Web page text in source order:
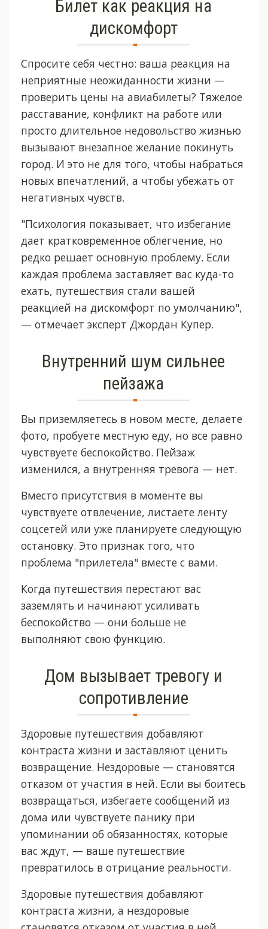
Билет как реакция на
дискомфорт
Спросите себя честно: ваша реакция на
неприятные неожиданности жизни —
проверить цены на авиабилеты? Тяжелое
расставание, конфликт на работе или
просто длительное недовольство жизнью
вызывают внезапное желание покинуть
город. И это не для того, чтобы набраться
новых впечатлений, а чтобы убежать от
негативных чувств.
"Психология показывает, что избегание
дает кратковременное облегчение, но
редко решает основную проблему. Если
каждая проблема заставляет вас куда-то
ехать, путешествия стали вашей
реакцией на дискомфорт по умолчанию",
— отмечает эксперт Джордан Купер.
Внутренний шум сильнее
пейзажа
Вы приземляетесь в новом месте, делаете
фото, пробуете местную еду, но все равно
чувствуете беспокойство. Пейзаж
изменился, а внутренняя тревога — нет.
Вместо присутствия в моменте вы
чувствуете отвлечение, листаете ленту
соцсетей или уже планируете следующую
остановку. Это признак того, что
проблема "прилетела" вместе с вами.
Когда путешествия перестают вас
заземлять и начинают усиливать
беспокойство — они больше не
выполняют свою функцию.
Дом вызывает тревогу и
сопротивление
Здоровые путешествия добавляют
контраста жизни и заставляют ценить
возвращение. Нездоровые — становятся
отказом от участия в ней. Если вы боитесь
возвращаться, избегаете сообщений из
дома или чувствуете панику при
упоминании об обязанностях, которые
вас ждут, — ваше путешествие
превратилось в отрицание реальности.
Здоровые путешествия добавляют
контраста жизни, а нездоровые